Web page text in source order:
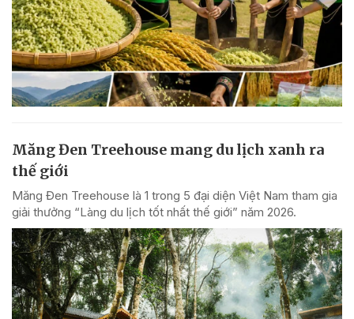
Măng Đen Treehouse mang du lịch xanh ra
thế giới
Măng Đen Treehouse là 1 trong 5 đại diện Việt Nam tham gia
giải thưởng “Làng du lịch tốt nhất thế giới” năm 2026.